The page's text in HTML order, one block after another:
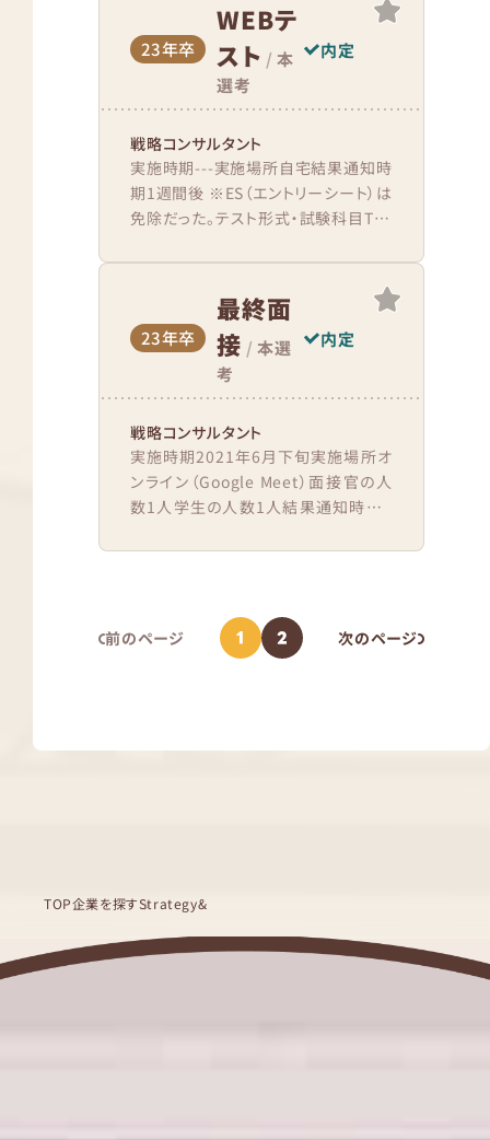
23年卒
WEBテ
スト / 本
選考
内定
戦略コンサルタント
実施時期---実施場所自宅結果通知時
期1週間後 ※ES（エントリーシート）は
免除だった。テスト形式・試験科目TG-
格意識し...
23年卒
最終面
接 / 本選
考
内定
戦略コンサルタント
実施時期2021年6月下旬実施場所オ
ンライン（Google Meet）面接官の人
数1人学生の人数1人結果通知時期1
での流れ人...
前のページ 1 2 次のページ
TOP企業を探すStrategy&